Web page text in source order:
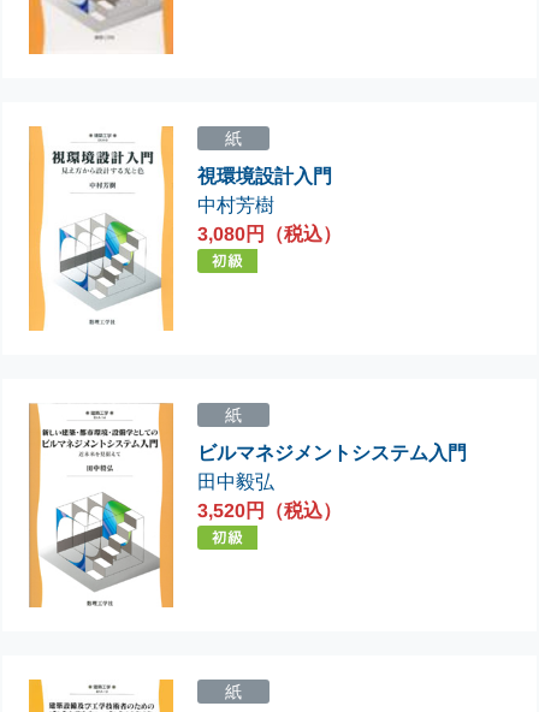
紙
視環境設計入門
中村芳樹
3,080円（税込）
紙
ビルマネジメントシステム入門
田中毅弘
3,520円（税込）
紙